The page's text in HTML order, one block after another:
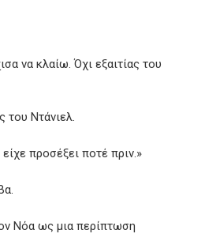
να κλαίω. Όχι εξαιτίας του
του Ντάνιελ.
προσέξει ποτέ πριν.»
Νόα ως μια περίπτωση